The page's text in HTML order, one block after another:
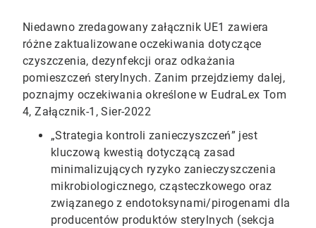
Niedawno zredagowany załącznik UE1 zawiera
różne zaktualizowane oczekiwania dotyczące
czyszczenia, dezynfekcji oraz odkażania
pomieszczeń sterylnych. Zanim przejdziemy dalej,
poznajmy oczekiwania określone w EudraLex Tom
4, Załącznik-1, Sier-2022
„Strategia kontroli zanieczyszczeń” jest
kluczową kwestią dotyczącą zasad
minimalizujących ryzyko zanieczyszczenia
mikrobiologicznego, cząsteczkowego oraz
związanego z endotoksynami/pirogenami dla
producentów produktów sterylnych (sekcja